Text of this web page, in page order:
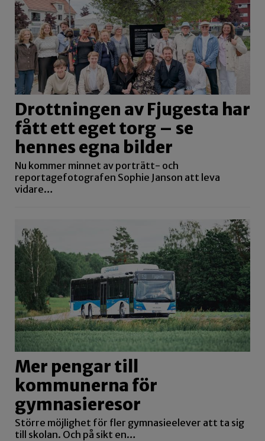
Drottningen av Fjugesta har
fått ett eget torg – se
hennes egna bilder
Nu kommer minnet av porträtt- och
reportagefotografen Sophie Janson att leva
vidare…
Mer pengar till
kommunerna för
gymnasieresor
Större möjlighet för fler gymnasieelever att ta sig
till skolan. Och på sikt en…